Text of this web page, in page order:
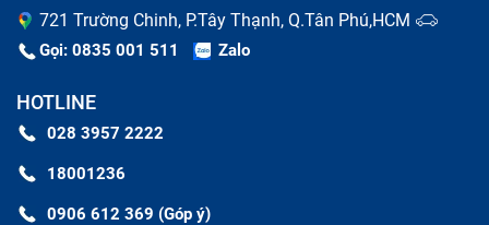
bị tối đen, tối mờ hoặc không lên là dấu hiệu nghiêm
trọng, có thể do lỗi đèn nền hoặc cáp kết
nối, blacklight, Cable LCD, cao áp. Ngoài ra, bạn cũng
có thể gặp phải hiện tượng màn hình bị vỡ, móp méo,
721 Trường Chinh, P.Tây Thạnh, Q.Tân Phú,HCM
Gọi: 0835 001 511 Zalo
HOTLINE
028 3957 2222
18001236
0906 612 369 (Góp ý)